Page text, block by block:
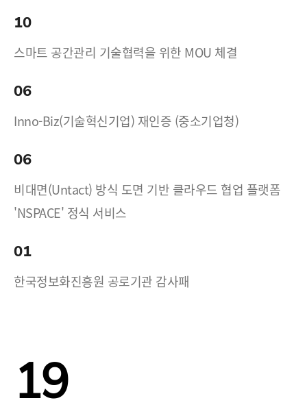
10
스마트 공간관리 기술협력을 위한 MOU 체결
06
Inno-Biz(기술혁신기업) 재인증 (중소기업청)
06
비대면(Untact) 방식 도면 기반 클라우드 협업 플랫폼
'NSPACE' 정식 서비스
01
한국정보화진흥원 공로기관 감사패
19